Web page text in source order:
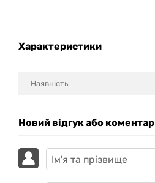
Характеристики
Наявність
Новий відгук або коментар